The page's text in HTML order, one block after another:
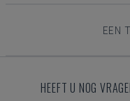
EEN
HEEFT U NOG